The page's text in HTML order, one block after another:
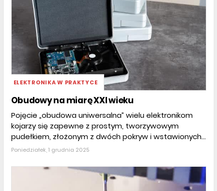
ELEKTRONIKA W PRAKTYCE
Obudowy na miarę XXI wieku
Pojęcie „obudowa uniwersalna” wielu elektronikom
kojarzy się zapewne z prostym, tworzywowym
pudełkiem, złożonym z dwóch pokryw i wstawionych...
Poniedziałek, 1 grudnia 2025